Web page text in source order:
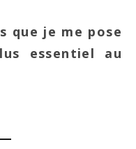
que je me pose
essentiel au